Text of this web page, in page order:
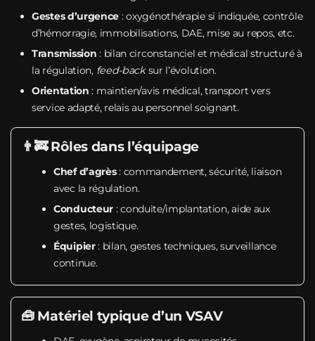
Gestes d’urgence : oxygénothérapie si indiquée, contrôle
d’hémorragie, immobilisations, DAE, mise au repos, etc.
Transmission : bilan circonstanciel et médical structuré à
la régulation, feed-backsur l’évolution.
Orientation : maintien/avis médical, transport vers
service adapté, relais au personnel soignant.
👨‍🚒 Rôles dans l’équipage
Chef d’agrès: commandement, sécurité, liaison
avec la régulation.
Conducteur : conduite/implantation, aide aux
gestes, logistique.
Équipier: bilan, gestes techniques, surveillance
continue.
🧰 Matériel typique d’un VSAV